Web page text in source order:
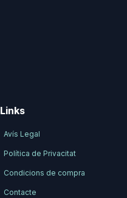
Links
Avís Legal
Política de Privacitat
Condicions de compra
Contacte